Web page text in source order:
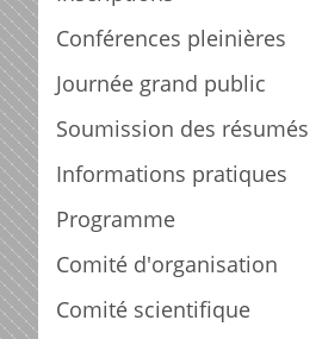
Conférences pleinières
Journée grand public
Soumission des résumés
Informations pratiques
Programme
Comité d'organisation
Comité scientifique